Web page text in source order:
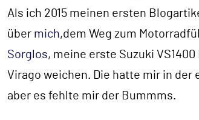
Als ich 2015 meinen ersten
über mich,dem Weg zum
Sorglos, meine erste Suzuki
Virago weichen. Die hatte mir in
aber es fehlte mir der Bummms.